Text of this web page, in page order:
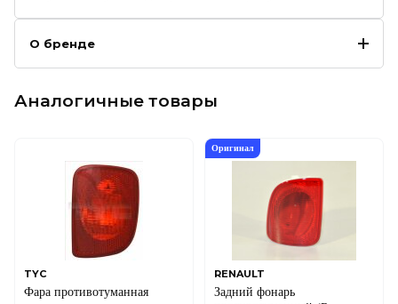
О бренде
Аналогичные товары
TYC
Фара противотуманная
Оригинал
RENAULT
Задний фонарь